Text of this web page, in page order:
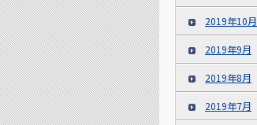
2019年10月
2019年9月
2019年8月
2019年7月